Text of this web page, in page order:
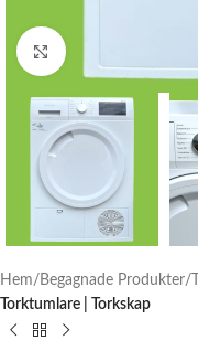
Click to enlarge
Hem Begagnade Produkter
Torktumlare | Torkskap